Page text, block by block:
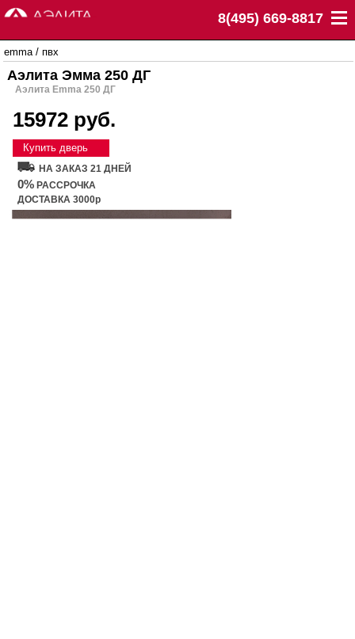
8(495) 669-8817
emma/ пвх
Аэлита Эмма 250 ДГ
Аэлита Emma 250 ДГ
15972 руб.
Купить дверь
НА ЗАКАЗ 21 ДНЕЙ
0% РАССРОЧКА
ДОСТАВКА 3000р